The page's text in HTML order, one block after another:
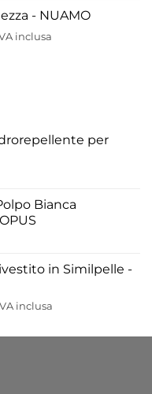
609,60 €
€
- NUAMO
€
inclusa
per
Bianca
in Similpelle -
inclusa